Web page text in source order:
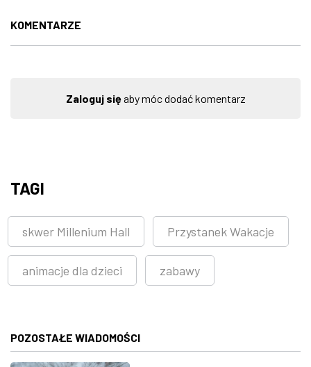
KOMENTARZE
Zaloguj sięaby móc dodać komentarz
TAGI
skwer Millenium Hall Przystanek Wakacje
animacje dla dzieci zabawy
POZOSTAŁE WIADOMOŚCI